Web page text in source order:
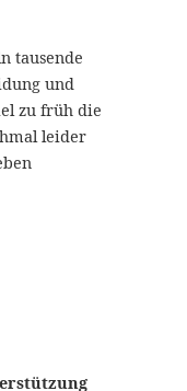
tausende
und
zu früh die
leider